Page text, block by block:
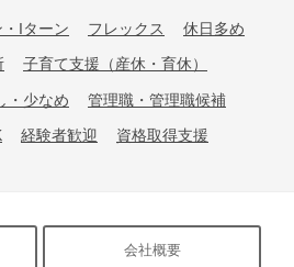
Iターン フレックス 休日多め
子育て支援（産休・育休）
・少なめ 管理職・管理職候補
経験者歓迎 資格取得支援
会社概要